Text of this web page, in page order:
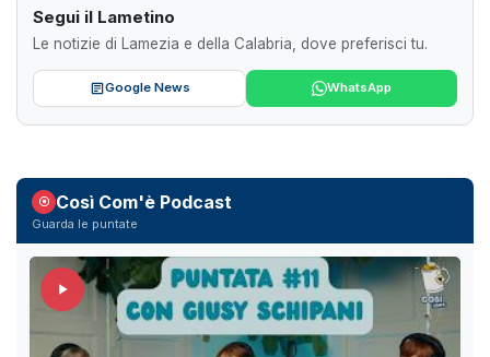
Segui il Lametino
Le notizie di Lamezia e della Calabria, dove preferisci tu.
Google News WhatsApp
Così Com'è Podcast
Guarda le puntate